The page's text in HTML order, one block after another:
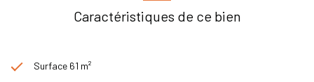
Caractéristiques de ce bien
Surface 61 m²